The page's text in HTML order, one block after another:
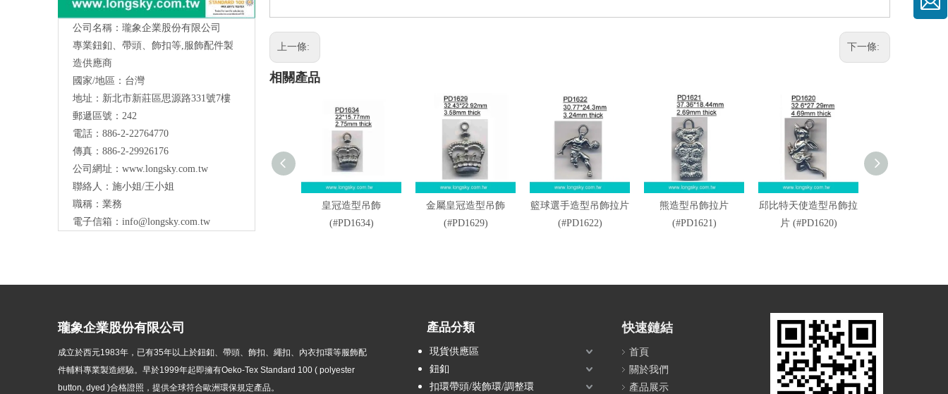
Long Sky- 服裝輔料、鈕扣、扣環、繩扣、
服飾配件製造供應
公司名稱：瓏象企業股份有限公司
專業鈕釦、帶頭、飾扣等,服飾配件製
造供應商
國家/地區：台灣
地址：新北市新莊區思源路331號7樓
郵遞區號：242
電話：886-2-22764770
傳真：886-2-29926176
公司網址： www.longsky.com.tw
聯絡人：施小姐/王小姐
職稱：業務
電子信箱： info@longsky.com.tw
上一條: 下一條:
相關產品
皇冠造型吊飾
(#PD1634)
金屬皇冠造型吊飾
(#PD1629)
籃球選手造型吊飾拉片
(#PD1622)
熊造型吊飾拉片
(#PD1621)
邱比特天使造型吊飾拉
片 (#PD1620)
瓏象企業股份有限公司
成立於西元1983年， 已有35年以上於鈕釦、帶頭、飾扣、繩扣、內衣扣環等服飾配
件輔料專業製造經驗。早於1999年起即擁有Oeko-Tex Standard 100 ( polyester
button, dyed )合格證照，提供全球符合歐洲環保規定產品。
產品分類
現貨供應區
鈕釦
扣環帶頭/裝飾環/調整環
快速鏈結
首頁
關於我們
產品展示